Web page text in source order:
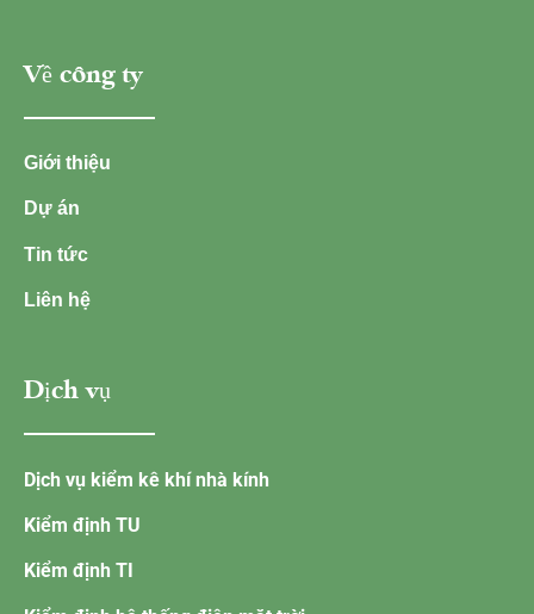
Về công ty
Giới thiệu
Dự án
Tin tức
Liên hệ
Dịch vụ
Dịch vụ kiểm kê khí nhà kính
Kiểm định TU
Kiểm định TI